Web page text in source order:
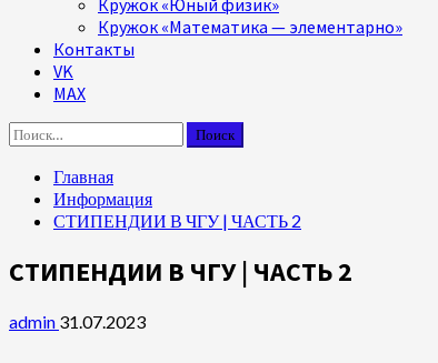
Кружок «Юный физик»
Кружок «Математика — элементарно»
Контакты
VK
MAX
Найти:
Главная
Информация
СТИПЕНДИИ В ЧГУ | ЧАСТЬ 2
СТИПЕНДИИ В ЧГУ | ЧАСТЬ 2
admin 31.07.2023